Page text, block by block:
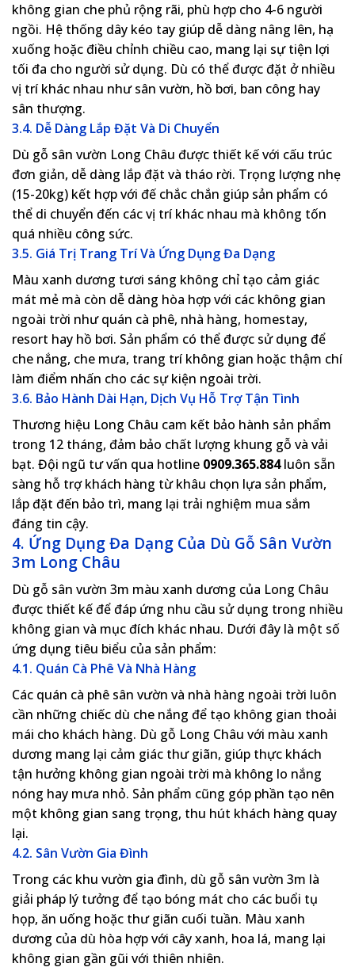
không gian che phủ rộng rãi, phù hợp cho 4-6 người
ngồi. Hệ thống dây kéo tay giúp dễ dàng nâng lên, hạ
xuống hoặc điều chỉnh chiều cao, mang lại sự tiện lợi
tối đa cho người sử dụng. Dù có thể được đặt ở nhiều
vị trí khác nhau như sân vườn, hồ bơi, ban công hay
sân thượng.
3.4. Dễ Dàng Lắp Đặt Và Di Chuyển
Dù gỗ sân vườn Long Châu được thiết kế với cấu trúc
đơn giản, dễ dàng lắp đặt và tháo rời. Trọng lượng nhẹ
(15-20kg) kết hợp với đế chắc chắn giúp sản phẩm có
thể di chuyển đến các vị trí khác nhau mà không tốn
quá nhiều công sức.
3.5. Giá Trị Trang Trí Và Ứng Dụng Đa Dạng
Màu xanh dương tươi sáng không chỉ tạo cảm giác
mát mẻ mà còn dễ dàng hòa hợp với các không gian
ngoài trời như quán cà phê, nhà hàng, homestay,
resort hay hồ bơi. Sản phẩm có thể được sử dụng để
che nắng, che mưa, trang trí không gian hoặc thậm chí
làm điểm nhấn cho các sự kiện ngoài trời.
3.6. Bảo Hành Dài Hạn, Dịch Vụ Hỗ Trợ Tận Tình
Thương hiệu Long Châu cam kết bảo hành sản phẩm
trong 12 tháng, đảm bảo chất lượng khung gỗ và vải
bạt. Đội ngũ tư vấn qua hotline 0909.365.884luôn sẵn
sàng hỗ trợ khách hàng từ khâu chọn lựa sản phẩm,
lắp đặt đến bảo trì, mang lại trải nghiệm mua sắm
đáng tin cậy.
4. Ứng Dụng Đa Dạng Của Dù Gỗ Sân Vườn
3m Long Châu
Dù gỗ sân vườn 3m màu xanh dương của Long Châu
được thiết kế để đáp ứng nhu cầu sử dụng trong nhiều
không gian và mục đích khác nhau. Dưới đây là một số
ứng dụng tiêu biểu của sản phẩm:
4.1. Quán Cà Phê Và Nhà Hàng
Các quán cà phê sân vườn và nhà hàng ngoài trời luôn
cần những chiếc dù che nắng để tạo không gian thoải
mái cho khách hàng. Dù gỗ Long Châu với màu xanh
dương mang lại cảm giác thư giãn, giúp thực khách
tận hưởng không gian ngoài trời mà không lo nắng
nóng hay mưa nhỏ. Sản phẩm cũng góp phần tạo nên
một không gian sang trọng, thu hút khách hàng quay
lại.
4.2. Sân Vườn Gia Đình
Trong các khu vườn gia đình, dù gỗ sân vườn 3m là
giải pháp lý tưởng để tạo bóng mát cho các buổi tụ
họp, ăn uống hoặc thư giãn cuối tuần. Màu xanh
dương của dù hòa hợp với cây xanh, hoa lá, mang lại
không gian gần gũi với thiên nhiên.